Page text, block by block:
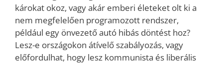
károkat okoz, vagy akár emberi életeket olt ki a
nem megfelelően programozott rendszer,
például egy önvezető autó hibás döntést hoz?
Lesz-e országokon átívelő szabályozás, vagy
előfordulhat, hogy lesz kommunista és liberális